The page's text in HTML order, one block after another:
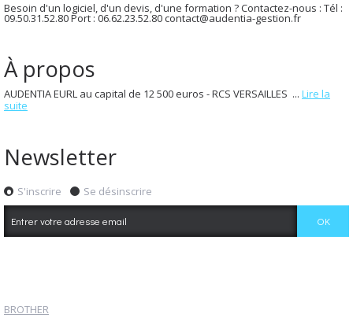
Besoin d'un logiciel, d'un devis, d'une formation ? Contactez-nous : Tél :
09.50.31.52.80 Port : 06.62.23.52.80 contact@audentia-gestion.fr
À propos
AUDENTIA EURL au capital de 12 500 euros - RCS VERSAILLES ... Lire la
suite
Newsletter
S'inscrire Se désinscrire
BROTHER